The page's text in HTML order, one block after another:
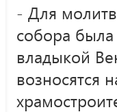
- Для
собора была
владыкой
возносятся